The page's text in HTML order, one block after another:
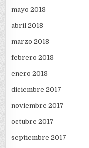
mayo 2018
abril 2018
marzo 2018
febrero 2018
enero 2018
diciembre 2017
noviembre 2017
octubre 2017
septiembre 2017